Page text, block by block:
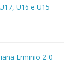
U16 e U15
Erminio 2-0